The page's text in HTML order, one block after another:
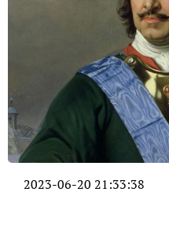
2023-06-20 21:33:38